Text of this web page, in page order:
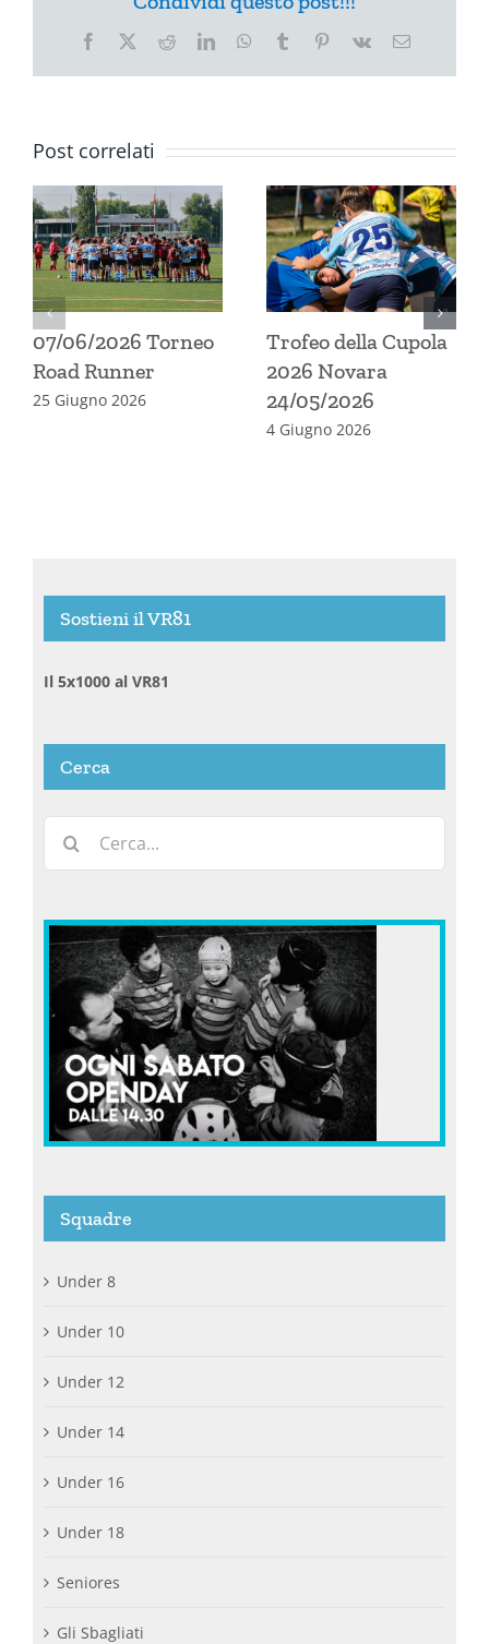
Facebook
X RedditLinkedInWhatsApp
Tumblr Pinterest
Vk Email
Post correlati
07/06/2026 Torneo
Road Runner
25 Giugno 2026
Trofeo della Cupola
2026 Novara
24/05/2026
4 Giugno 2026
Sostieni il VR81
Il 5x1000 al VR81
Cerca
per:
Squadre
Under 8
Under 10
Under 12
Under 14
Under 16
Under 18
Seniores
Gli Sbagliati